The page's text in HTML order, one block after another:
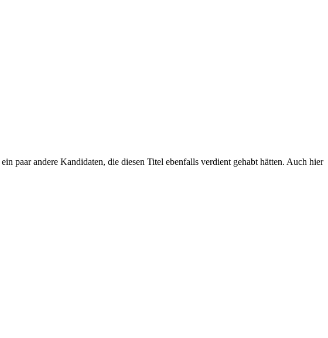
paar andere Kandidaten, die diesen Titel ebenfalls verdient gehabt hätten. Auch hier